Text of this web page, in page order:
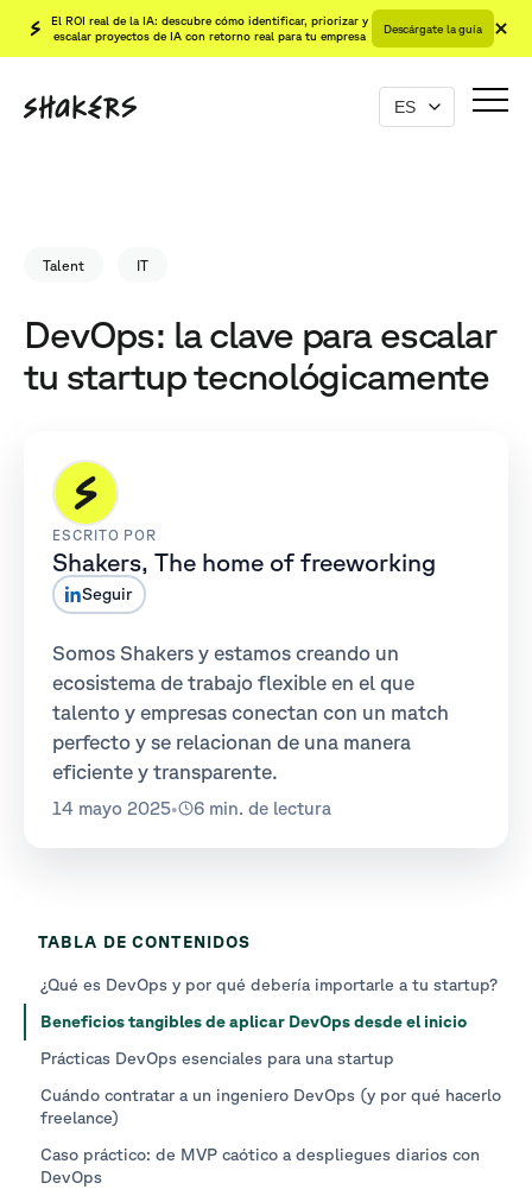
El ROI real de la IA: descubre cómo identificar, priorizar y
escalar proyectos de IA con retorno real para tu empresa
Descárgate la guía
Talent IT
DevOps: la clave para escalar
tu startup tecnológicamente
ESCRITO POR
Shakers, The home of freeworking
Seguir
Somos Shakers y estamos creando un
ecosistema de trabajo flexible en el que
talento y empresas conectan con un match
perfecto y se relacionan de una manera
eficiente y transparente.
14 mayo 2025• 6 min. de lectura
TABLA DE CONTENIDOS
¿Qué es DevOps y por qué debería importarle a tu startup?
Beneficios tangibles de aplicar DevOps desde el inicio
Prácticas DevOps esenciales para una startup
Cuándo contratar a un ingeniero DevOps (y por qué hacerlo
freelance)
Caso práctico: de MVP caótico a despliegues diarios con
DevOps